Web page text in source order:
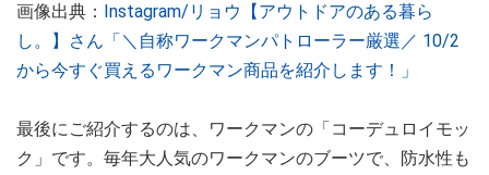
画像出典： Instagram/リョウ【アウトドアのある暮ら
し。】さん「＼自称ワークマンパトローラー厳選／ 10/2
から今すぐ買えるワークマン商品を紹介します！」
最後にご紹介するのは、ワークマンの「コーデュロイモッ
ク」です。毎年大人気のワークマンのブーツで、防水性も